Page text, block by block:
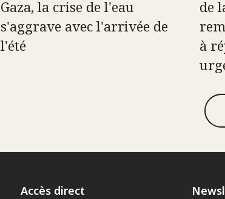
Gaza, la crise de l'eau
s'aggrave avec l'arrivée de
l'été
de
à
Accès direct